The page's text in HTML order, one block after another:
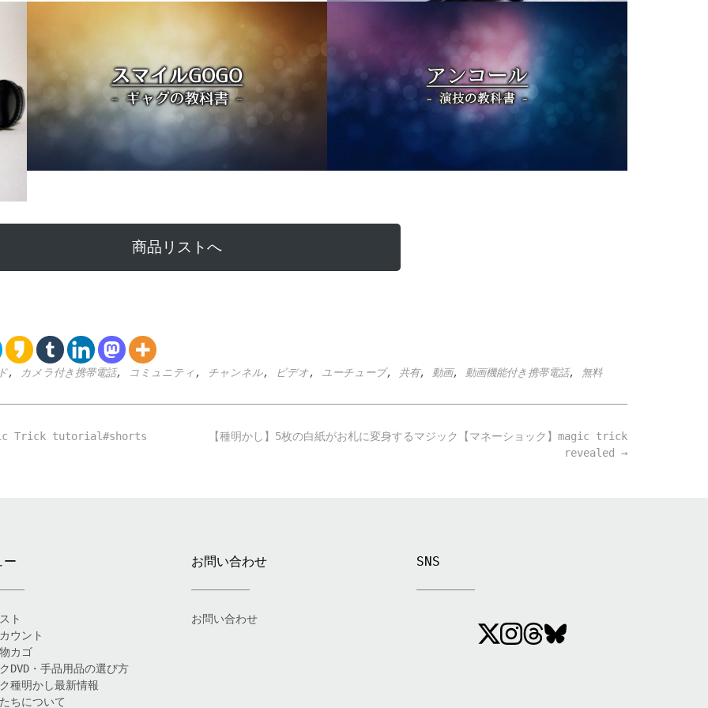
商品リストへ
, カメラ付き携帯電話, コミュニティ , チャンネル, ビデオ, ユーチューブ, 共有, 動画, 動画機能付き携帯電話, 無料
【種明かし】5枚の白紙がお札に変身するマジック【マネーショック】magic trick
revealed →
Trick tutorial#shorts
ー
ト
ウント
カゴ
DVD・手品用品の選び方
種明かし最新情報
ちについて
お問い合わせ
お問い合わせ
SNS